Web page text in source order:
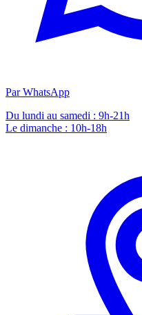
Par WhatsApp
Du lundi au samedi : 9h-21h
Le dimanche : 10h-18h